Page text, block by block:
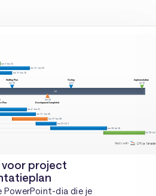
project
PowerPoint-dia die je